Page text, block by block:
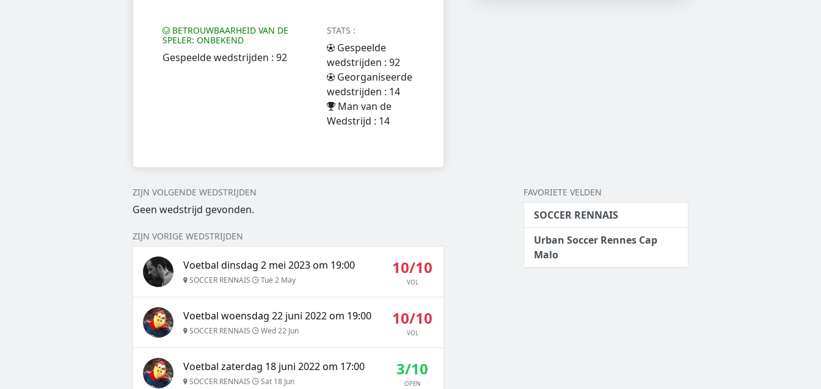
BETROUWBAARHEID VAN DE
SPELER: ONBEKEND
Gespeelde wedstrijden : 92
STATS :
Gespeelde
wedstrijden : 92
Georganiseerde
wedstrijden : 14
Man van de
Wedstrijd : 14
ZIJN VOLGENDE WEDSTRIJDEN
Geen wedstrijd gevonden.
ZIJN VORIGE WEDSTRIJDEN
Voetbal dinsdag 2 mei 2023 om 19:00
SOCCER RENNAIS Tue 2 May
10/10
VOL
Voetbal woensdag 22 juni 2022 om 19:00
SOCCER RENNAIS Wed 22 Jun
10/10
VOL
Voetbal zaterdag 18 juni 2022 om 17:00
SOCCER RENNAIS Sat 18 Jun
3/10
OPEN
FAVORIETE VELDEN
SOCCER RENNAIS
Urban Soccer Rennes Cap
Malo